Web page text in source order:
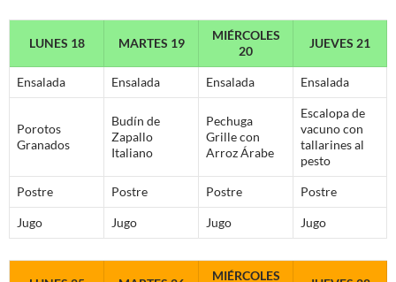
LUNES 18 MARTES 19
MIÉRCOLES
20
JUEVES 21
Ensalada Ensalada Ensalada Ensalada
Porotos
Granados
Budín de
Zapallo
Italiano
Pechuga
Grille con
Arroz Árabe
Escalopa de
vacuno con
tallarines al
pesto
Postre Postre Postre Postre
Jugo Jugo Jugo Jugo
MIÉRCOLES